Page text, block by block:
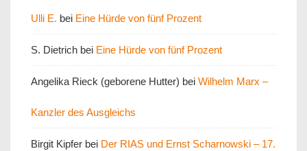
Ulli E. bei Eine Hürde von fünf Prozent
S. Dietrich bei Eine Hürde von fünf Prozent
Angelika Rieck (geborene Hutter) bei Wilhelm Marx –
Kanzler des Ausgleichs
Birgit Kipfer bei Der RIAS und Ernst Scharnowski – 17.